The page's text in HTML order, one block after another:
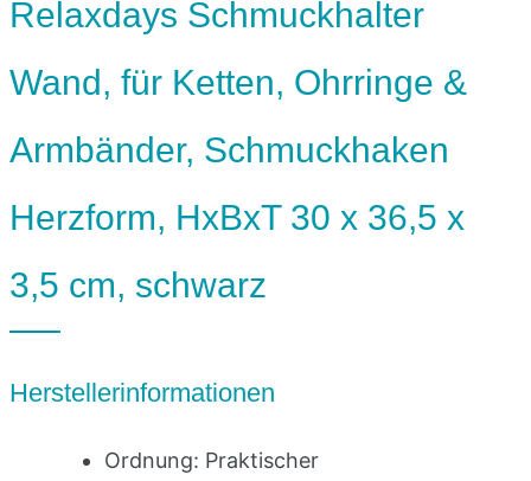
Relaxdays Schmuckhalter
Wand, für Ketten, Ohrringe &
Armbänder, Schmuckhaken
Herzform, HxBxT 30 x 36,5 x
3,5 cm, schwarz
Herstellerinformationen
Ordnung: Praktischer